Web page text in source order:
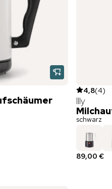
4,8(4)
Illy
schwarz
89,00 €